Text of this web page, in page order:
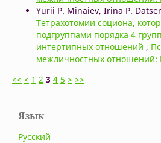
Yurii P. Minaiev, Irina P.
Тетрахотомии социона,
подгруппами порядка 4
интертипных отношений ,
межличностных отношений:
<< < 1 2 3 4 5 > >>
Язык
Русский